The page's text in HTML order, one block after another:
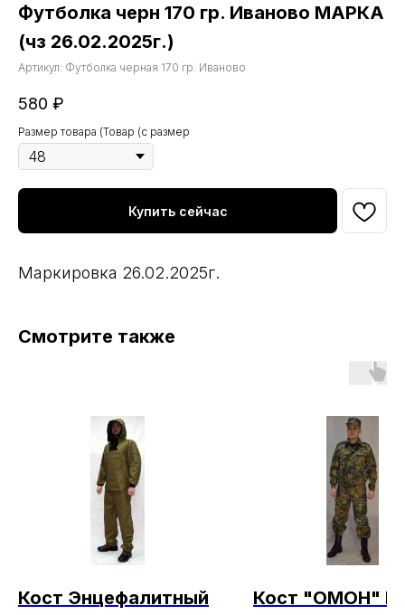
Футболка черн 170 гр. Иваново МАРКА
(чз 26.02.2025г.)
Артикул: Футболка черная 170 гр. Иваново
580 ₽
Размер товара (Товар (с размер
Купить сейчас
Маркировка 26.02.2025г.
Смотрите также
Кост Энцефалитный
Кост "ОМОН"